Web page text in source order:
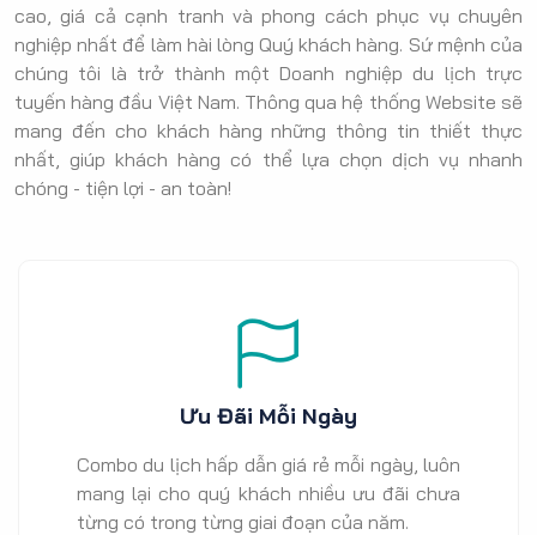
cao, giá cả cạnh tranh và phong cách phục vụ chuyên
nghiệp nhất để làm hài lòng Quý khách hàng. Sứ mệnh của
chúng tôi là trở thành một Doanh nghiệp du lịch trực
tuyến hàng đầu Việt Nam. Thông qua hệ thống Website sẽ
mang đến cho khách hàng những thông tin thiết thực
nhất, giúp khách hàng có thể lựa chọn dịch vụ nhanh
chóng - tiện lợi - an toàn!
Ưu Đãi Mỗi Ngày
Combo du lịch hấp dẫn giá rẻ mỗi ngày, luôn
mang lại cho quý khách nhiều ưu đãi chưa
từng có trong từng giai đoạn của năm.